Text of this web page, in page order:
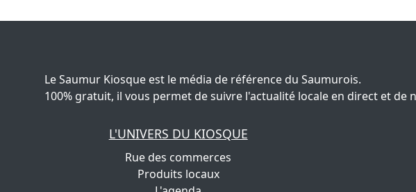
Le Saumur Kiosque est le média de référence du Saumurois.
100% gratuit, il vous permet de suivre l'actualité locale en direct et de
L'UNIVERS DU KIOSQUE
Rue des commerces
Produits locaux